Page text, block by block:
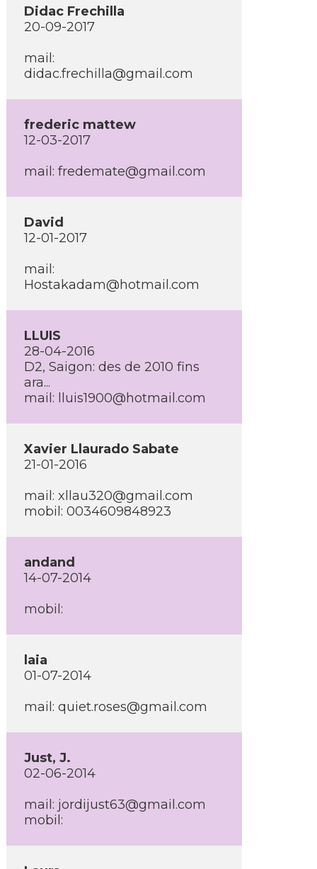
Didac Frechilla
20-09-2017
mail:
didac.frechilla@gmail.com
frederic mattew
12-03-2017
mail: fredemate@gmail.com
David
12-01-2017
mail:
Hostakadam@hotmail.com
LLUIS
28-04-2016
D2, Saigon: des de 2010 fins
ara...
mail: lluis1900@hotmail.com
Xavier Llaurado Sabate
21-01-2016
mail: xllau320@gmail.com
mobil: 0034609848923
andand
14-07-2014
mobil:
laia
01-07-2014
mail: quiet.roses@gmail.com
Just, J.
02-06-2014
mail: jordijust63@gmail.com
mobil: